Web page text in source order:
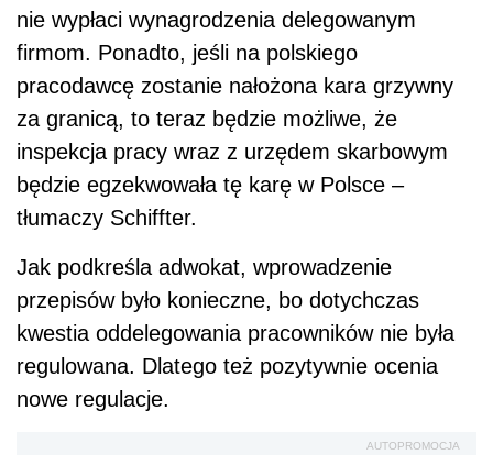
nie wypłaci wynagrodzenia delegowanym
firmom. Ponadto, jeśli na polskiego
pracodawcę zostanie nałożona kara grzywny
za granicą, to teraz będzie możliwe, że
inspekcja pracy wraz z urzędem skarbowym
będzie egzekwowała tę karę w Polsce –
tłumaczy Schiffter.
Jak podkreśla adwokat, wprowadzenie
przepisów było konieczne, bo dotychczas
kwestia oddelegowania pracowników nie była
regulowana. Dlatego też pozytywnie ocenia
nowe regulacje.
AUTOPROMOCJA